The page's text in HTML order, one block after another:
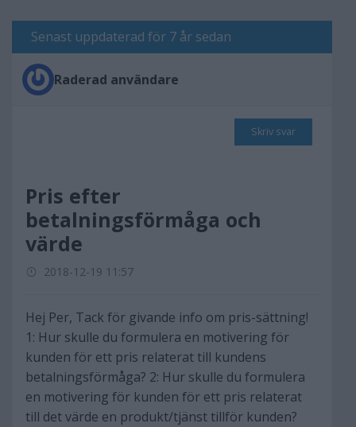
Senast uppdaterad för 7 år sedan
Raderad användare
Skriv svar
Pris efter
betalningsförmåga och
värde
2018-12-19 11:57
Hej Per, Tack för givande info om pris-sättning!
1: Hur skulle du formulera en motivering för
kunden för ett pris relaterat till kundens
betalningsförmåga? 2: Hur skulle du formulera
en motivering för kunden för ett pris relaterat
till det värde en produkt/tjänst tillför kunden?